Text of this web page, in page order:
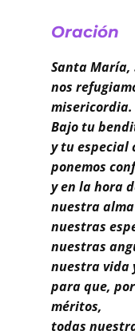
Familia
Pastoral
Recursos
Contacto
Buscar
Oración
Santa María,
nos
misericordia.
Bajo tu
y tu especial
ponemos
y en la hora
nuestra
nuestras
nuestras
nuestra vida
para que,
méritos,
todas